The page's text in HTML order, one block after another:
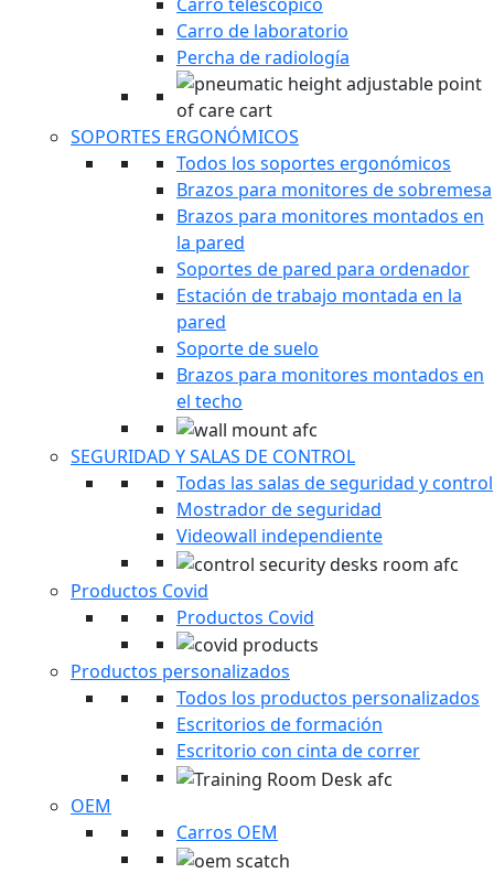
Carro de laboratorio
Percha de radiología
SOPORTES ERGONÓMICOS
Todos los soportes ergonómicos
Brazos para monitores de sobremesa
Brazos para monitores montados en
la pared
Soportes de pared para ordenador
Estación de trabajo montada en la
pared
Soporte de suelo
Brazos para monitores montados en
el techo
SEGURIDAD Y SALAS DE CONTROL
Todas las salas de seguridad y control
Mostrador de seguridad
Videowall independiente
Productos Covid
Productos Covid
Productos personalizados
Todos los productos personalizados
Escritorios de formación
Escritorio con cinta de correr
OEM
Carros OEM